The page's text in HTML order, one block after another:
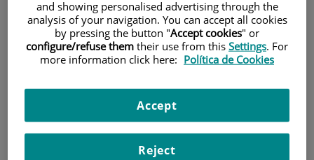
Urología
Situación:La Unidad de Diagnóstico y
alojada en la primera planta del Edificio
Cristo Rey. Las consultas externas están
ubicadas en los CES (Centros de
Especialidades) de Pontones y Argüelles
and showing personalised advertising through the
analysis of your navigation. You can accept all cookies
by pressing the button "Accept cookies" or
configure/refuse them their use from this Settings. For
more information click here: Política de Cookies
Reject
Accept